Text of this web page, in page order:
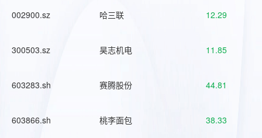
002900.sz 哈三联 12.29
300503.sz 昊志机电 11.85
603283.sh 赛腾股份 44.81
603866.sh 桃李面包 38.33